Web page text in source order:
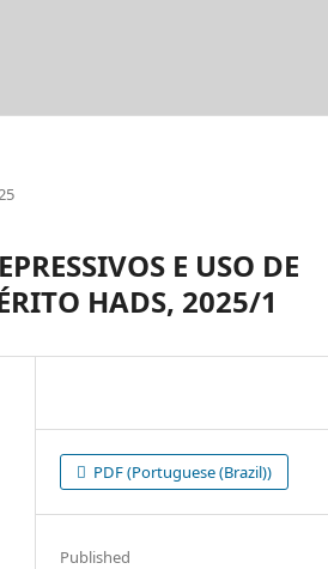
E USO DE
HADS, 2025/1
PDF (Portuguese (Brazil))
Published